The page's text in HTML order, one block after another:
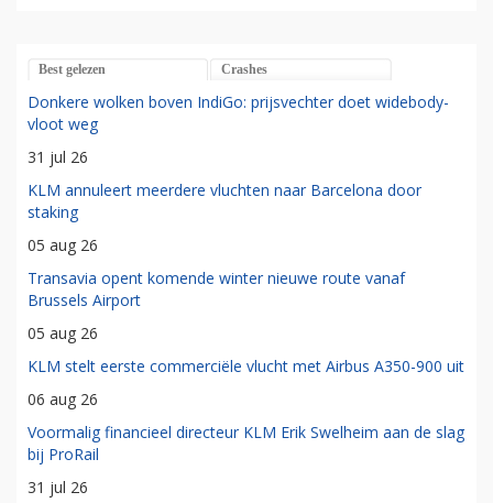
Best gelezen Crashes
Donkere wolken boven IndiGo: prijsvechter doet widebody-
vloot weg
31 jul 26
KLM annuleert meerdere vluchten naar Barcelona door
staking
05 aug 26
Transavia opent komende winter nieuwe route vanaf
Brussels Airport
05 aug 26
KLM stelt eerste commerciële vlucht met Airbus A350-900 uit
06 aug 26
Voormalig financieel directeur KLM Erik Swelheim aan de slag
bij ProRail
31 jul 26